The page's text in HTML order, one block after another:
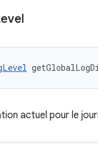
actuel pour le